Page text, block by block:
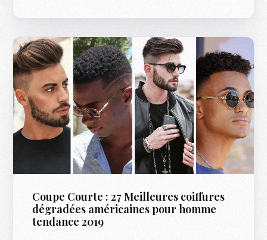
Coupe Courte : 27 Meilleures coiffures
dégradées américaines pour homme
tendance 2019